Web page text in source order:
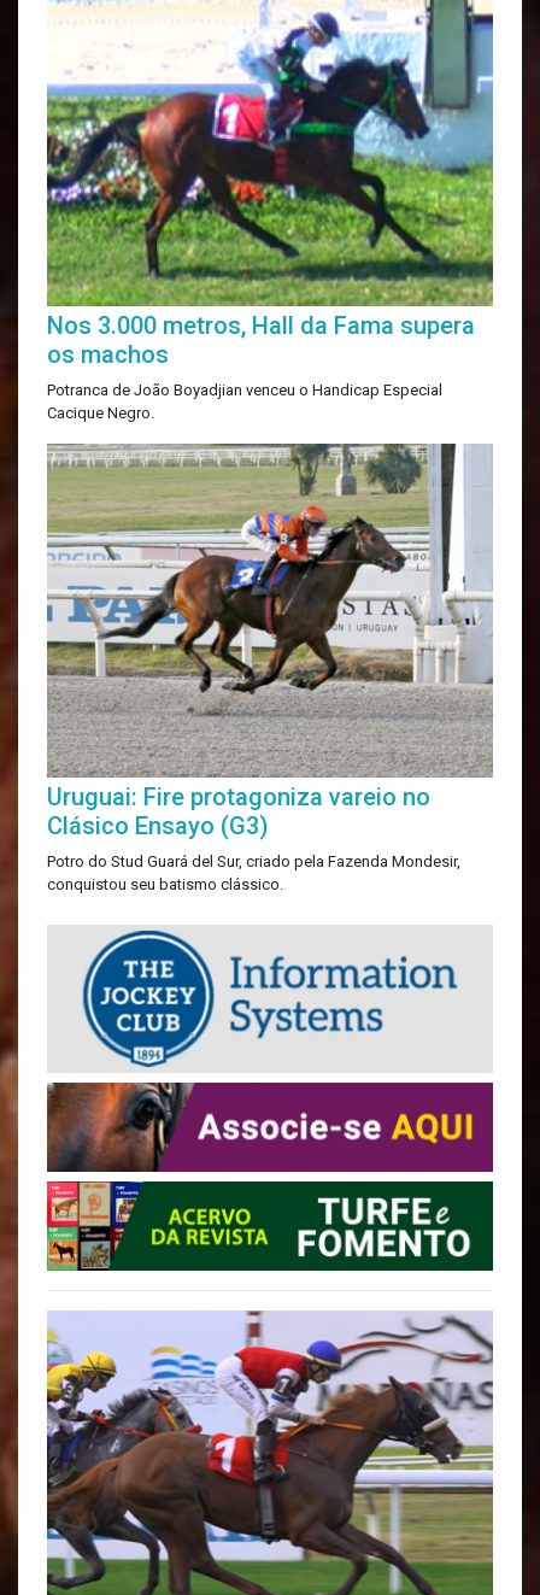
Nos 3.000 metros, Hall da Fama supera
os machos
Potranca de João Boyadjian venceu o Handicap Especial
Cacique Negro.
Uruguai: Fire protagoniza vareio no
Clásico Ensayo (G3)
Potro do Stud Guará del Sur, criado pela Fazenda Mondesir,
conquistou seu batismo clássico.